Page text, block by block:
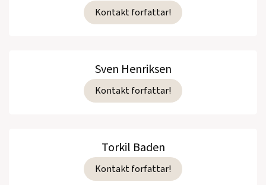
Kontakt forfattar!
Sven Henriksen
Kontakt forfattar!
Torkil Baden
Kontakt forfattar!